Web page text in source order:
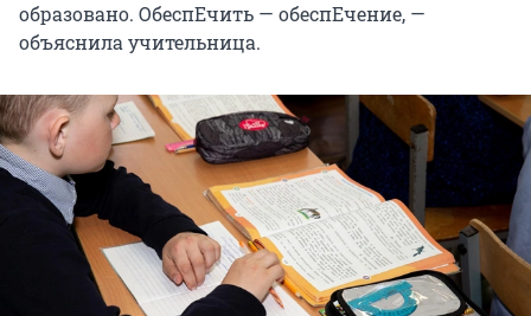
образовано. ОбеспЕчить — обеспЕчение, —
объяснила учительница.